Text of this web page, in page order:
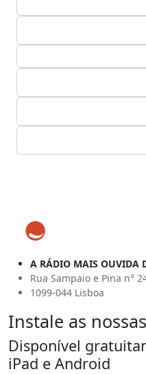
A RÁDIO MAIS OUVIDA
Rua Sampaio e Pina n°
1099-044 Lisboa
Instale as
Disponível
iPad e Android